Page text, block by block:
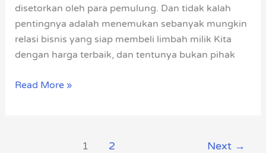
disetorkan oleh para pemulung. Dan tidak kalah
pentingnya adalah menemukan sebanyak mungkin
relasi bisnis yang siap membeli limbah milik Kita
dengan harga terbaik, dan tentunya bukan pihak
Read More »
1 2 Next →